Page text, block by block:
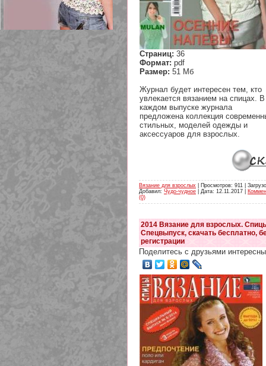
209 Белая кофта из ленточного
кружева
Страниц: 36
Формат: pdf
Размер: 51 Мб
Журнал будет интересен тем, кто
увлекается вязанием на спицах. В
каждом выпуске журнала
предложена коллекция
стильных, моделей одежды и
аксессуаров для взрослых.
Вязание для взрослых | Просмотров: 911 |
Добавил: Чудо-чудное | Дата: 12.11.2017
(0)
2014 Вязание для взрослых.
Спецвыпуск, скачать бесплатно,
регистрации
Поделитесь с друзьями